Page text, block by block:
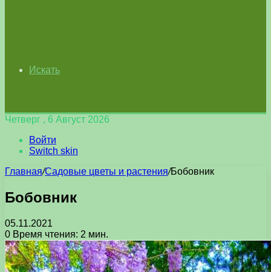
Искать
Четверг , 6 Август 2026
Войти
Switch skin
Главная/Садовые цветы и растения/Бобовник
Бобовник
05.11.2021
0 Время чтения: 2 мин.